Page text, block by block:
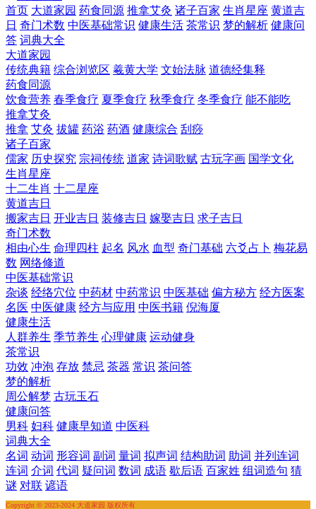
首页 大道家园 药食同源 推拿艾灸 诸子百家 生肖星座 黄道吉
日 奇门术数 中医基础常识 健康生活 茶常识 梦的解析 健康问
答 词典大全
大道家园
传统典籍 综合浏览区 羲黄大学 文始法脉 道德经集释
药食同源
饮食营养 春季食疗 夏季食疗 秋季食疗 冬季食疗 能不能吃
推拿艾灸
推拿 艾灸 拔罐 药浴 药酒 健康综合 刮痧
诸子百家
儒家 历史探究 宗祠传统 道家 诗词歌赋 古玩字画 国学文化
生肖星座
十二生肖 十二星座
黄道吉日
搬家吉日 开业吉日 装修吉日 嫁娶吉日 求子吉日
奇门术数
相由心生 命理四柱 起名 风水 血型 奇门基础 六爻占卜 梅花易
数 网络修道
中医基础常识
杂谈 经络穴位 中药材 中药常识 中医基础 偏方秘方 经方医案
名医 中医健康 经方与应用 中医书籍 倪海厦
健康生活
人群养生 季节养生 心理健康 运动健身
茶常识
功效 冲泡 存放 禁忌 茶器 常识 茶问答
梦的解析
周公解梦 古玩玉石
健康问答
男科 妇科 健康早知道 中医科
词典大全
名词 动词 形容词 副词 量词 拟声词 结构助词 助词 并列连词
连词 介词 代词 疑问词 数词 成语 歇后语 百家姓 组词造句 猜
谜 对联 谚语
Copyright © 2023-2024 大道家园 版权所有